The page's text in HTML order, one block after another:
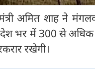
अमित शाह ने
भर में 300 से अधिक
रखेगी।